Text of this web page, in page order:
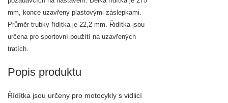
mm, konce uzavřeny plastovými záslepkami.
Průměr trubky řídítka je 22,2 mm. Řidítka jsou
určena pro sportovní použítí na uzavřených
tratích.
Popis produktu
Řídítka jsou určeny pro motocykly s vidlicí